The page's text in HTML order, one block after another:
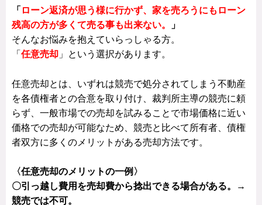
「 ローン返済が思う様に行かず、家を売ろうにもローン
残高の方が多くて売る事も出来ない。
」
そんなお悩みを抱えていらっしゃる方。
「 任意売却 」という選択があります。
任意売却とは、いずれは競売で処分されてしまう不動産
を各債権者との合意を取り付け、裁判所主導の競売に頼
らず、一般市場での売却を試みることで市場価格に近い
価格での売却が可能なため、競売と比べて所有者、債権
者双方に多くのメリットがある売却方法です。
〈任意売却のメリットの一例〉
〇引っ越し費用を売却費から捻出できる場合がある。→
競売では不可。